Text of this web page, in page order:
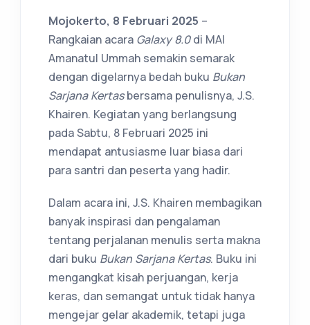
Mojokerto, 8 Februari 2025 –
Rangkaian acara Galaxy 8.0di MAI
Amanatul Ummah semakin semarak
dengan digelarnya bedah buku Bukan
Sarjana Kertasbersama penulisnya, J.S.
Khairen. Kegiatan yang berlangsung
pada Sabtu, 8 Februari 2025 ini
mendapat antusiasme luar biasa dari
para santri dan peserta yang hadir.
Dalam acara ini, J.S. Khairen membagikan
banyak inspirasi dan pengalaman
tentang perjalanan menulis serta makna
dari buku Bukan Sarjana Kertas. Buku ini
mengangkat kisah perjuangan, kerja
keras, dan semangat untuk tidak hanya
mengejar gelar akademik, tetapi juga